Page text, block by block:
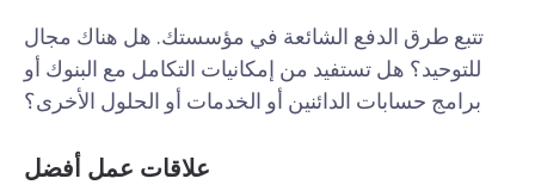
تتبع طرق الدفع الشائعة في مؤسستك. هل هناك مجال
للتوحيد؟ هل تستفيد من إمكانيات التكامل مع البنوك أو
برامج حسابات الدائنين أو الخدمات أو الحلول الأخرى؟
علاقات عمل أفضل